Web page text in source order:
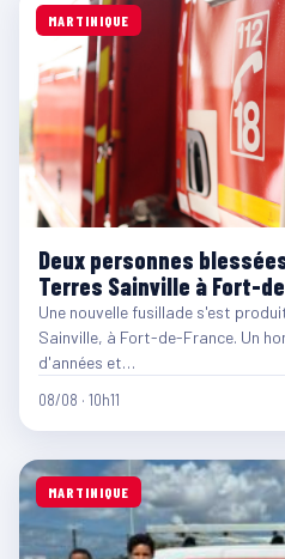
MARTINIQUE
Deux personnes
Terres Sainville à Fort-
Une nouvelle fusillade s'est
Sainville, à Fort-de-France. Un
d'années et…
08/08 · 10h11
MARTINIQUE